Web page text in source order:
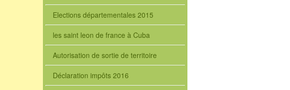
Elections départementales 2015
les saint leon de france à Cuba
Autorisation de sortie de territoire
Déclaration impôts 2016